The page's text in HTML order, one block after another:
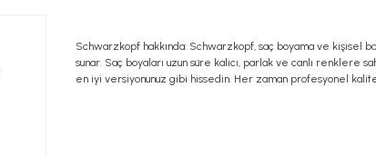
Schwarzkopf hakkında: Schwarzkopf, saç boyama ve kişisel
sunar. Saç boyaları uzun süre kalıcı, parlak ve canlı
en iyi versiyonunuz gibi hissedin. Her zaman profesyonel